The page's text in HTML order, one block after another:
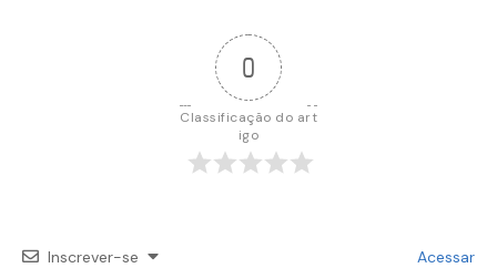
0
Classificação do art
igo
Inscrever-se Acessar